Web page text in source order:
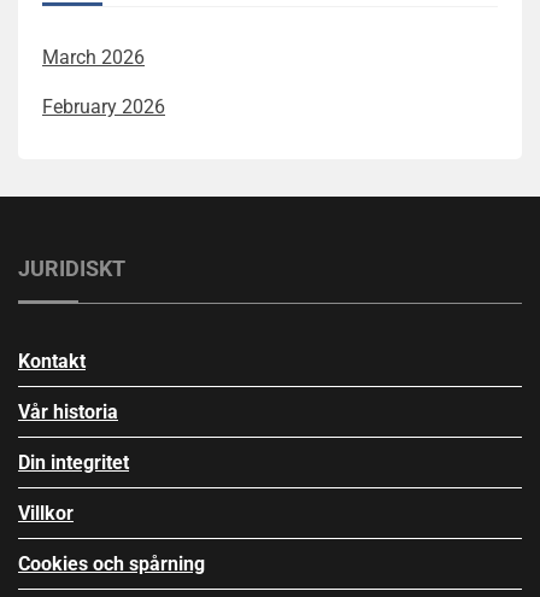
March 2026
February 2026
JURIDISKT
Kontakt
Vår historia
Din integritet
Villkor
Cookies och spårning